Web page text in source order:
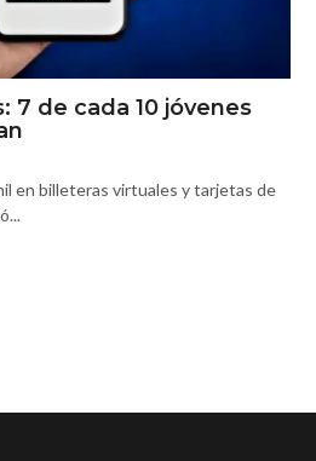
7 de cada 10 jóvenes
en billeteras virtuales y tarjetas de